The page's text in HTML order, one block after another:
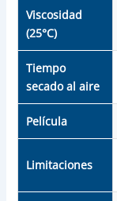
Viscosidad
(25°C)
Tiempo
secado al aire
Película
Limitaciones